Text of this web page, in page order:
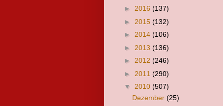
► 2016 (137)
► 2015 (132)
► 2014 (106)
► 2013 (136)
► 2012 (246)
► 2011 (290)
▼ 2010 (507)
Dezember (25)